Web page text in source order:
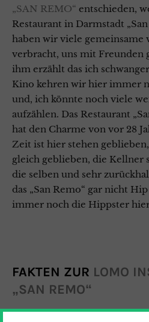
„SAN REMO“ entschieden,
Restaurant in Darmstadt
haben wir viele gemeinsame
verbracht, uns mit Freunden
ihm erzählt das ich
Kino kehren wir hier immer
und, ich könnte noch viele
aufzählen. Das Restaurant
hat den Charme von vor 28
Zeit ist hier stehen
gleich geblieben, die Kellner
die selben und sehr
das „San Remo“ gar nicht
immer noch die Hippster
FAKTEN ZUR LOMO
„SAN REMO“
Die Kamera kommt in